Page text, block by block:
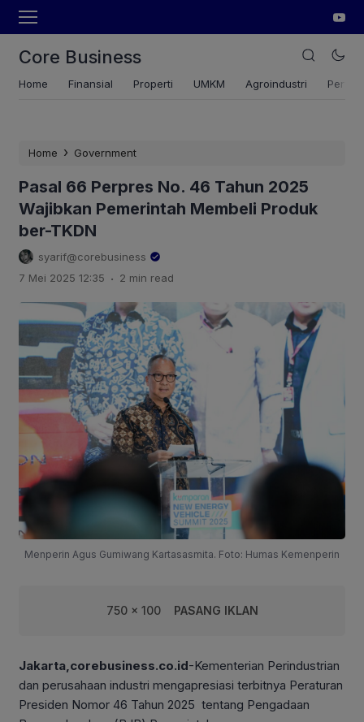
Core Business
Home Finansial Properti UMKM Agroindustri
Home › Government
Pasal 66 Perpres No. 46 Tahun 2025
Wajibkan Pemerintah Membeli Produk
ber-TKDN
syarif@corebusiness
7 Mei 2025 12:35 . 2 min read
Menperin Agus Gumiwang Kartasasmita. Foto: Humas Kemenperin
750 x 100 PASANG IKLAN
Jakarta,corebusiness.co.id-Kementerian Perindustrian
dan perusahaan industri mengapresiasi terbitnya Peraturan
Presiden Nomor 46 Tahun 2025 tentang Pengadaan